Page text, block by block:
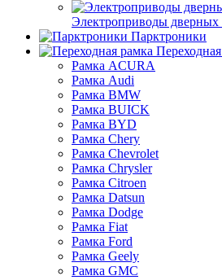
Электроприводы дверных
Парктроники
Рамка ACURA
Рамка Audi
Рамка BMW
Рамка BUICK
Рамка BYD
Рамка Chery
Рамка Chevrolet
Рамка Chrysler
Рамка Citroen
Рамка Datsun
Рамка Dodge
Рамка Fiat
Рамка Ford
Рамка Geely
Рамка GMC